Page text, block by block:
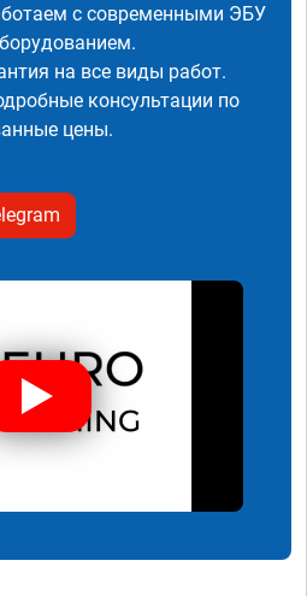
с современными ЭБУ
на все виды работ.
консультации по
цены.